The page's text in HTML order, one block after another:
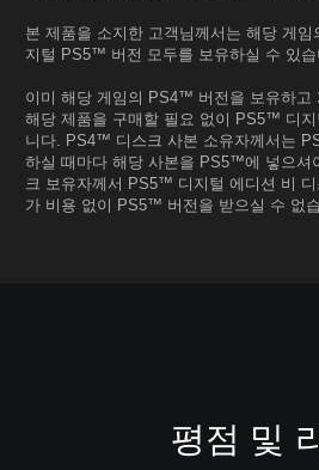
본 제품을 소지한 고객님께서는 해당 게
지털 PS5™ 버전 모두를 보유하실 수 있습
이미 해당 게임의 PS4™ 버전을 보유하고
해당 제품을 구매할 필요 없이 PS5™ 디
니다. PS4™ 디스크 사본 소유자께서는
하실 때마다 해당 사본을 PS5™에 넣으
크 보유자께서 PS5™ 디지털 에디션 비
가 비용 없이 PS5™ 버전을 받으실 수 없
평점 및